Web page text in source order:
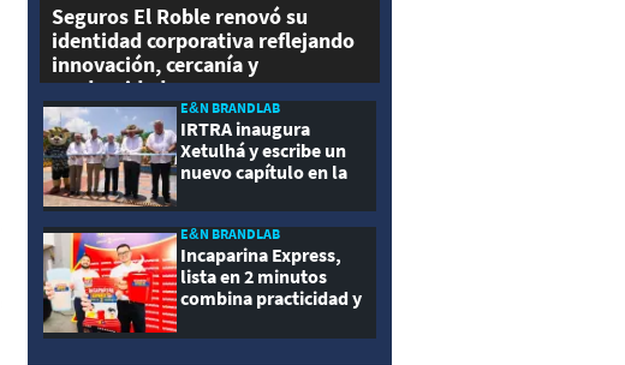
Seguros El Roble renovó su
identidad corporativa reflejando
innovación, cercanía y
modernidad
E&N BRANDLAB
IRTRA inaugura
Xetulhá y escribe un
nuevo capítulo en la
recreación de
Guatemala
E&N BRANDLAB
Incaparina Express,
lista en 2 minutos
combina practicidad y